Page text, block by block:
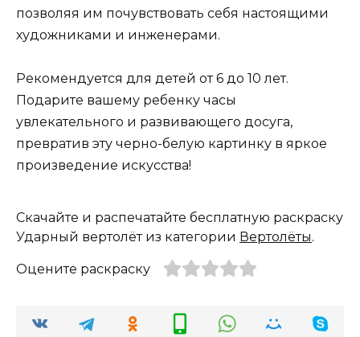
позволяя им почувствовать себя настоящими
художниками и инженерами.
Рекомендуется для детей от 6 до 10 лет.
Подарите вашему ребенку часы
увлекательного и развивающего досуга,
превратив эту черно-белую картинку в яркое
произведение искусства!
Скачайте и распечатайте бесплатную раскраску
Ударный вертолёт из категории Вертолёты.
Оцените раскраску